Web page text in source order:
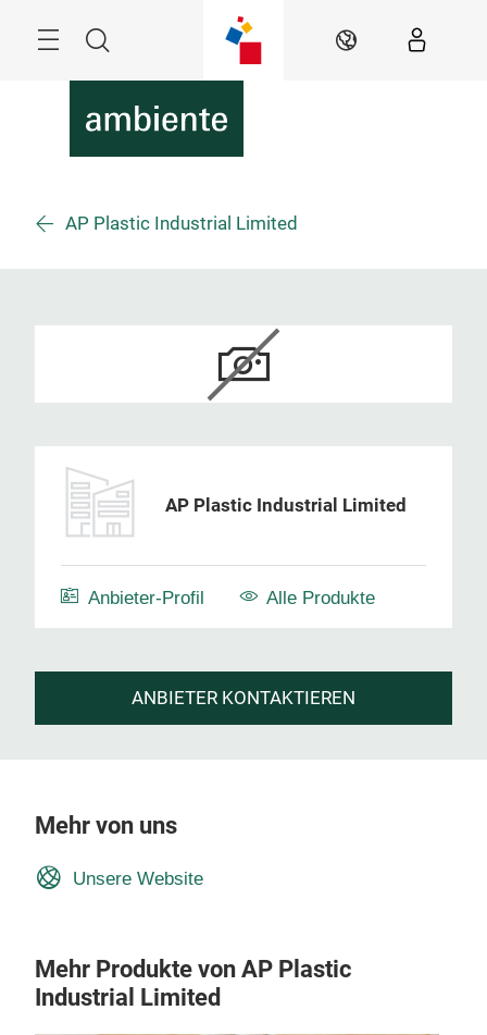
Suche DE
AP Plastic Industrial Limited
AP Plastic Industrial Limited
Anbieter-Profil Alle Produkte
ANBIETER KONTAKTIEREN
Mehr von uns
Unsere Website
Mehr Produkte von AP Plastic
Industrial Limited